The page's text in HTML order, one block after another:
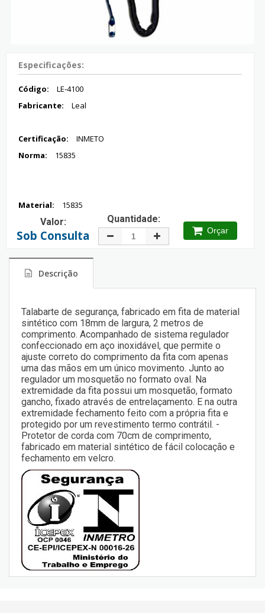
Especificações:
Código:
LE-4100
Fabricante:
Leal
Certificação:
INMETO
Norma:
15835
Material: 15835
Valor:
Sob Consulta
Quantidade:
Orçar
Descrição
Talabarte de segurança, fabricado em fita de material
sintético com 18mm de largura, 2 metros de
comprimento. Acompanhado de sistema regulador
confeccionado em aço inoxidável, que permite o
ajuste correto do comprimento da fita com apenas
uma das mãos em um único movimento. Junto ao
regulador um mosquetão no formato oval. Na
extremidade da fita possui um mosquetão, formato
gancho, fixado através de entrelaçamento. E na outra
extremidade fechamento feito com a própria fita e
protegido por um revestimento termo contrátil. -
Protetor de corda com 70cm de comprimento,
fabricado em material sintético de fácil colocação e
fechamento em velcro.